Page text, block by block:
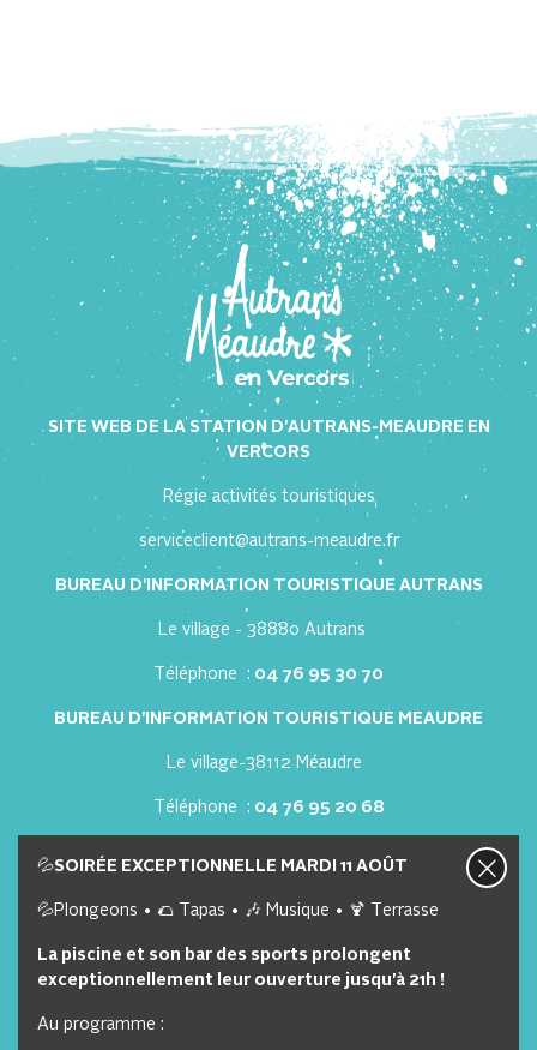
SITE WEB DE LA STATION D'AUTRANS-MEAUDRE EN
VERCORS
Régie activités touristiques
serviceclient@autrans-meaudre.fr
BUREAU D'INFORMATION TOURISTIQUE AUTRANS
Le village - 38880 Autrans
Téléphone : 04 76 95 30 70
BUREAU D'INFORMATION TOURISTIQUE MEAUDRE
Le village-38112 Méaudre
Téléphone : 04 76 95 20 68
Nous contacter Nos offres d'emploi
Lien utiles
Webcam
💦SOIRÉE EXCEPTIONNELLE MARDI 11 AOÛT
💦Plongeons • 🌮 Tapas • 🎶 Musique • 🍹 Terrasse
La piscine et son bar des sports prolongent
exceptionnellement leur ouverture jusqu'à 21h !
Au programme :